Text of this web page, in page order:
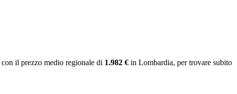
con il prezzo medio regionale di 1.982 € in Lombardia, per trovare subito